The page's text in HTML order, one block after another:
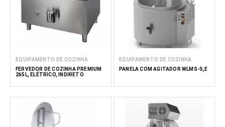
EQUIPAMENTO DE COZINHA
FERVEDOR DE COZINHA PREMIUM
265L, ELÉTRICO, INDIRETO
EQUIPAMENTO DE COZINHA
PANELA COM AGITADOR WLMS-S,E